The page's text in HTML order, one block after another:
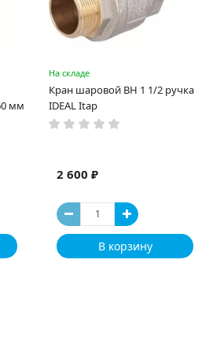
мм
На складе
Кран шаровой ВН 1 1/2 ручка
IDEAL Itap
2 600 ₽
В корзину